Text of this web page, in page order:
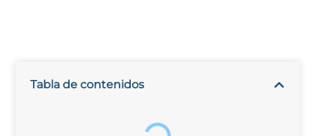
Tabla de contenidos